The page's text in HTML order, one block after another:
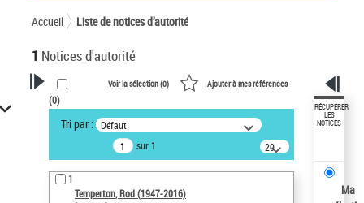
Accueil Liste de notices d’autorité
1 Notices d'autorité
VOTRE RECHERCHE
Recherche avancée dans les
notices d’autorité
Œuvres liées à l'auteur :
Temperton, Rod (1947-2016)
Voir la sélection (0) Ajouter à mes références
(0)
Tri par : Défaut
sur 1
20
résultats/page
1
Temperton, Rod (1947-2016)
RÉCUPÉRER
LES
NOTICES
Ma